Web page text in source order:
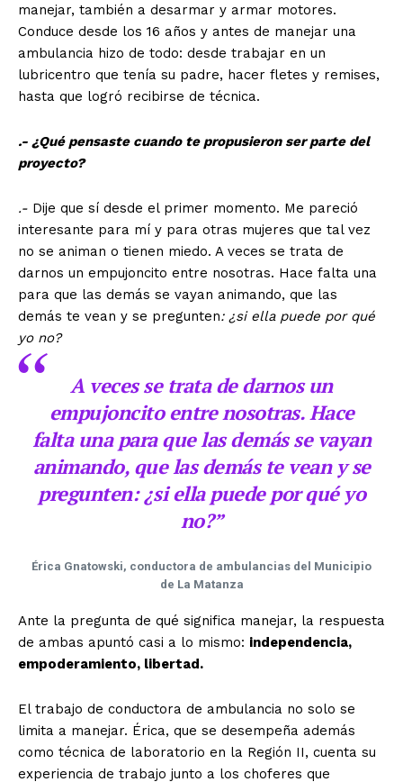
manejar, también a desarmar y armar motores.
Conduce desde los 16 años y antes de manejar una
ambulancia hizo de todo: desde trabajar en un
lubricentro que tenía su padre, hacer fletes y remises,
hasta que logró recibirse de técnica.
.- ¿Qué pensaste cuando te propusieron ser parte del
proyecto?
.- Dije que sí desde el primer momento. Me pareció
interesante para mí y para otras mujeres que tal vez
no se animan o tienen miedo. A veces se trata de
darnos un empujoncito entre nosotras. Hace falta una
para que las demás se vayan animando, que las
demás te vean y se pregunten: ¿si ella puede por qué
yo no?
A veces se trata de darnos un
empujoncito entre nosotras. Hace
falta una para que las demás se vayan
animando, que las demás te vean y se
pregunten: ¿si ella puede por qué yo
no?”
Érica Gnatowski, conductora de ambulancias del Municipio
de La Matanza
Ante la pregunta de qué significa manejar, la respuesta
de ambas apuntó casi a lo mismo: independencia,
empoderamiento, libertad.
El trabajo de conductora de ambulancia no solo se
limita a manejar. Érica, que se desempeña además
como técnica de laboratorio en la Región II, cuenta su
experiencia de trabajo junto a los choferes que